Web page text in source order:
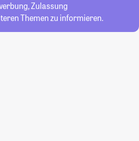
Zulassung
Themen zu informieren.